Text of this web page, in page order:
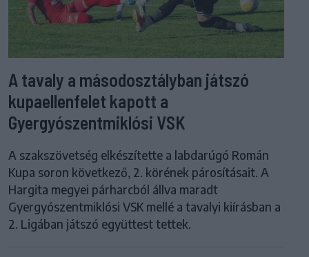
A tavaly a másodosztályban játszó
kupaellenfelet kapott a
Gyergyószentmiklósi VSK
A szakszövetség elkészítette a labdarúgó Román
Kupa soron következő, 2. körének párosításait. A
Hargita megyei párharcból állva maradt
Gyergyószentmiklósi VSK mellé a tavalyi kiírásban a
2. Ligában játszó együttest tettek.